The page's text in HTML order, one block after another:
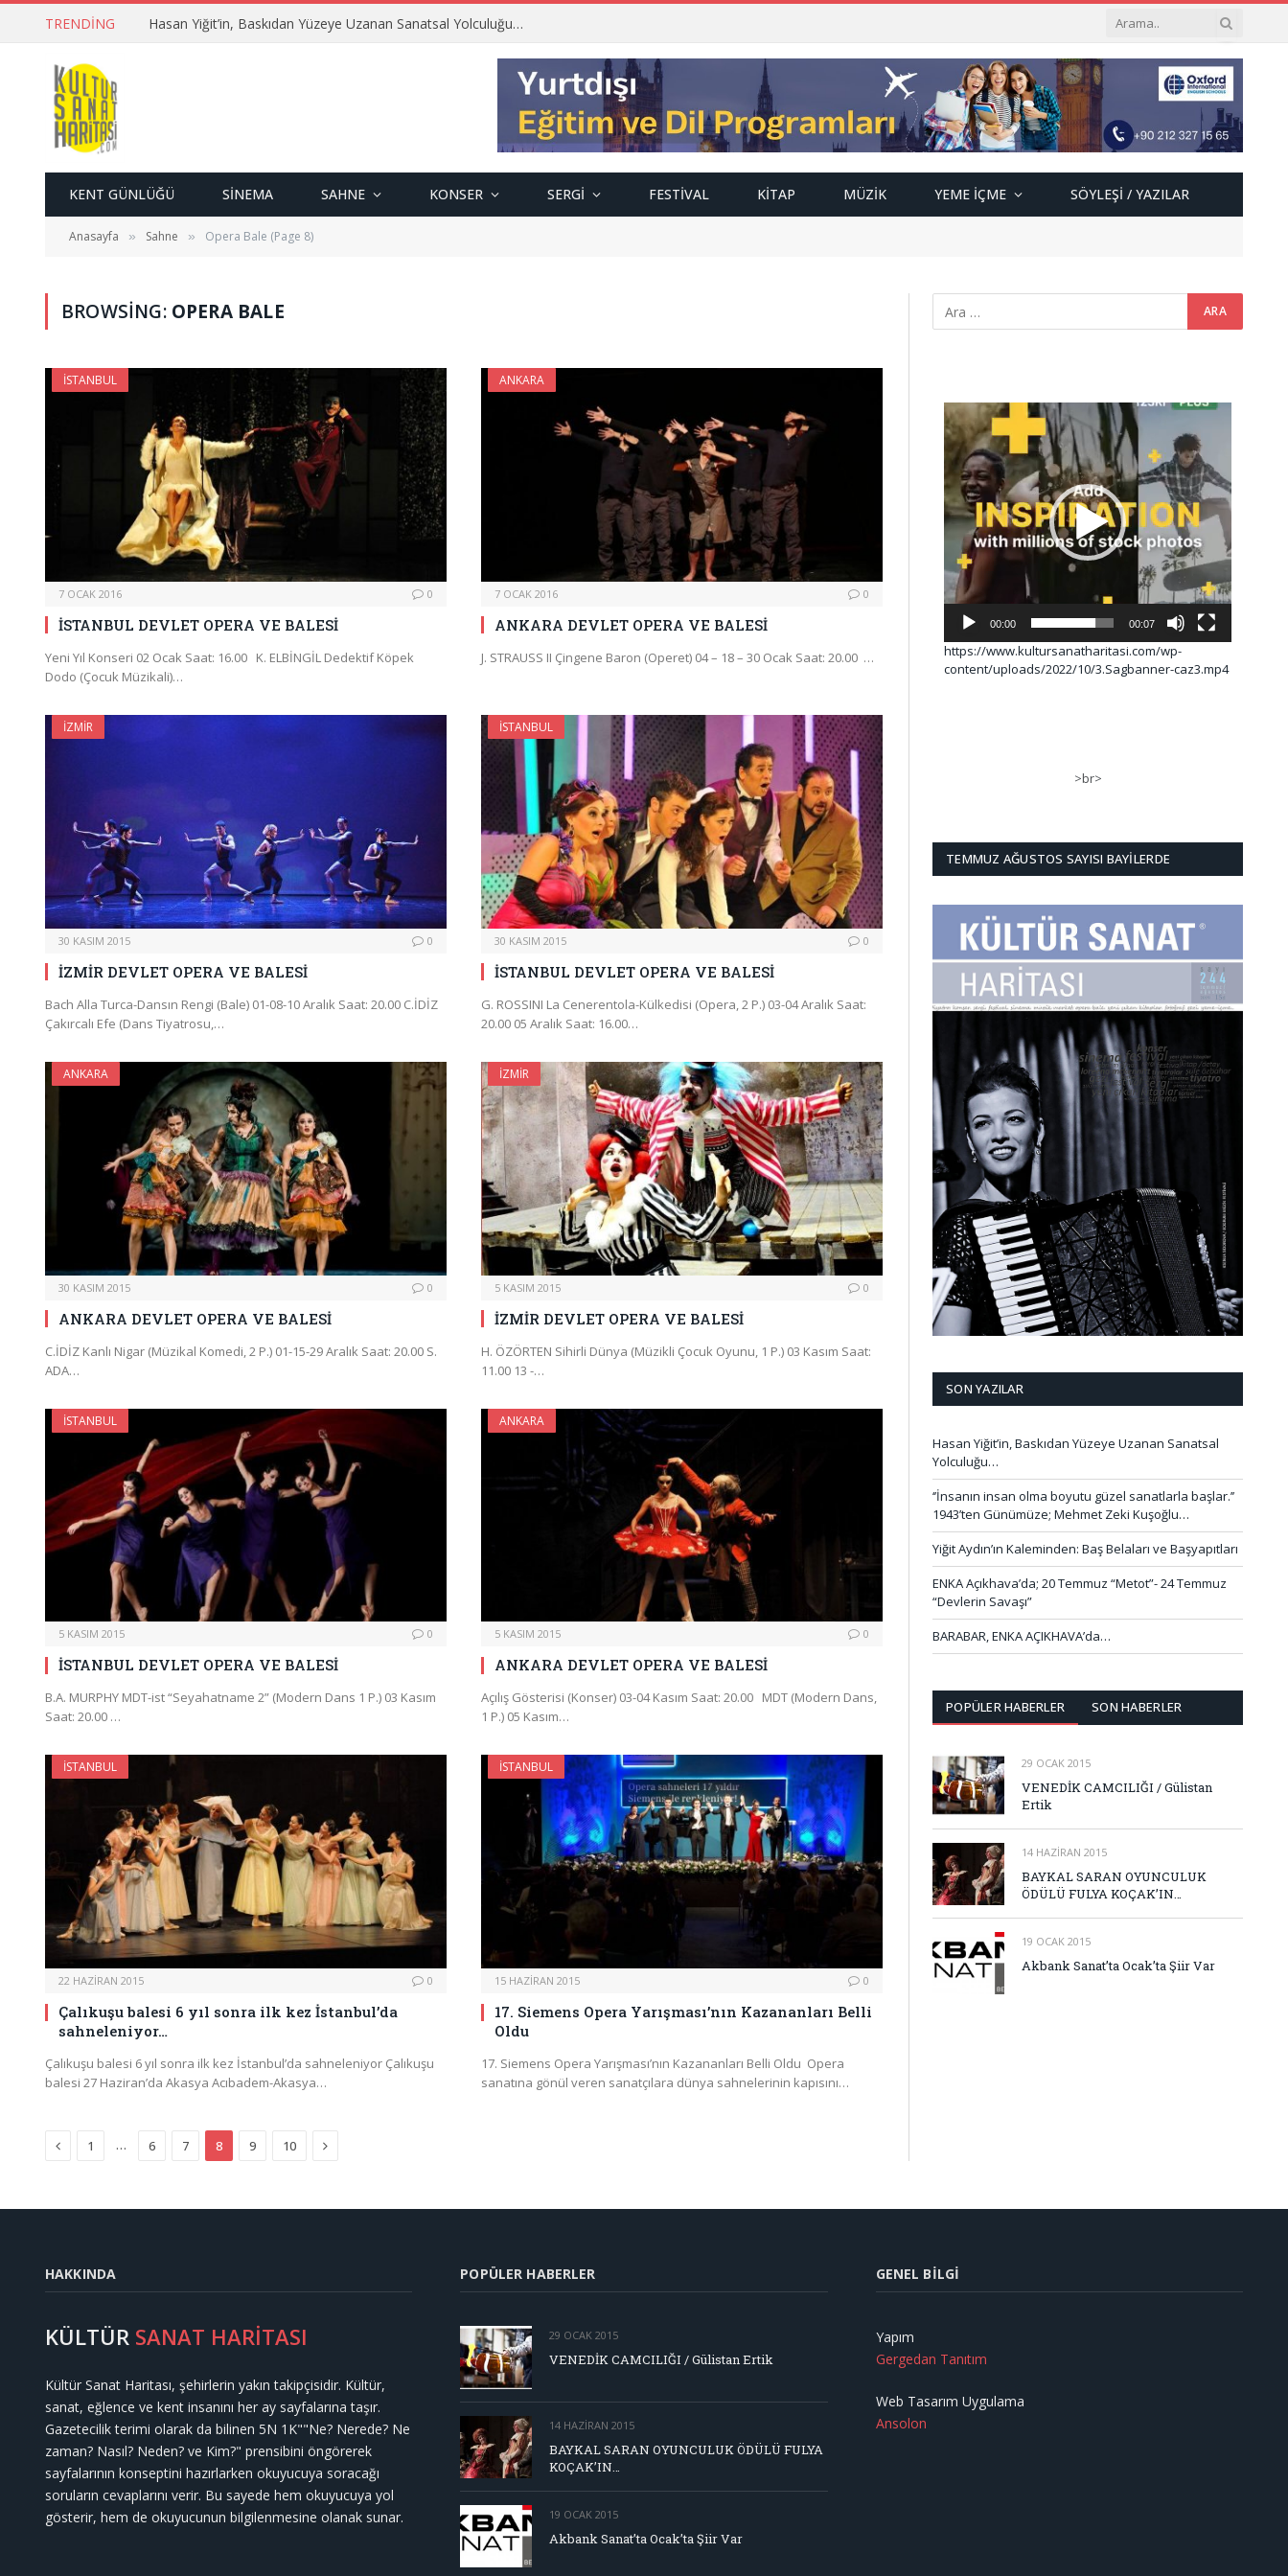
TRENDING Hasan Yiğit’in, Baskıdan Yüzeye Uzanan Sanatsal Yolculuğu…
KENT GÜNLÜĞÜ SINEMA SAHNE KONSER SERGI FESTIVAL KITAP MÜZIK YEME İÇME SÖYLEŞI / YAZILAR
Anasayfa » Sahne » Opera Bale (Page 8)
BROWSING: OPERA BALE
İSTANBUL
7 OCAK 2016 0
İSTANBUL DEVLET OPERA VE BALESİ
Yeni Yıl Konseri 02 Ocak Saat: 16.00 K. ELBİNGİL Dedektif Köpek
Dodo (Çocuk Müzikali)…
ANKARA
7 OCAK 2016 0
ANKARA DEVLET OPERA VE BALESİ
J. STRAUSS II Çingene Baron (Operet) 04 – 18 – 30 Ocak Saat: 20.00 …
İZMIR
30 KASIM 2015 0
İZMİR DEVLET OPERA VE BALESİ
Bach Alla Turca-Dansın Rengi (Bale) 01-08-10 Aralık Saat: 20.00 C.İDİZ
Çakırcalı Efe (Dans Tiyatrosu,…
İSTANBUL
30 KASIM 2015 0
İSTANBUL DEVLET OPERA VE BALESİ
G. ROSSINI La Cenerentola-Külkedisi (Opera, 2 P.) 03-04 Aralık Saat:
20.00 05 Aralık Saat: 16.00…
ANKARA
30 KASIM 2015 0
ANKARA DEVLET OPERA VE BALESİ
C.İDİZ Kanlı Nigar (Müzikal Komedi, 2 P.) 01-15-29 Aralık Saat: 20.00 S.
ADA…
İZMIR
5 KASIM 2015 0
İZMİR DEVLET OPERA VE BALESİ
H. ÖZÖRTEN Sihirli Dünya (Müzikli Çocuk Oyunu, 1 P.) 03 Kasım Saat:
11.00 13 -…
İSTANBUL
5 KASIM 2015 0
İSTANBUL DEVLET OPERA VE BALESİ
B.A. MURPHY MDT-ist “Seyahatname 2” (Modern Dans 1 P.) 03 Kasım
Saat: 20.00 …
ANKARA
5 KASIM 2015 0
ANKARA DEVLET OPERA VE BALESİ
Açılış Gösterisi (Konser) 03-04 Kasım Saat: 20.00 MDT (Modern Dans,
1 P.) 05 Kasım…
İSTANBUL
22 HAZIRAN 2015 0
Çalıkuşu balesi 6 yıl sonra ilk kez İstanbul’da
sahneleniyor…
Çalıkuşu balesi 6 yıl sonra ilk kez İstanbul’da sahneleniyor Çalıkuşu
balesi 27 Haziran’da Akasya Acıbadem-Akasya…
İSTANBUL
15 HAZIRAN 2015 0
17. Siemens Opera Yarışması’nın Kazananları Belli
Oldu
17. Siemens Opera Yarışması’nın Kazananları Belli Oldu Opera
sanatına gönül veren sanatçılara dünya sahnelerinin kapısını…
Previous
1 … 6 7 8 9 10 Next
Video
oynatıcı
00:00 00:07
https://www.kultursanatharitasi.com/wp-
content/uploads/2022/10/3.Sagbanner-caz3.mp4
>br>
TEMMUZ AĞUSTOS SAYISI BAYILERDE
SON YAZILAR
Hasan Yiğit’in, Baskıdan Yüzeye Uzanan Sanatsal
Yolculuğu…
‘’İnsanın insan olma boyutu güzel sanatlarla başlar.’’
1943’ten Günümüze; Mehmet Zeki Kuşoğlu…
Yiğit Aydın’ın Kaleminden: Baş Belaları ve Başyapıtları
ENKA Açıkhava’da; 20 Temmuz “Metot”- 24 Temmuz
“Devlerin Savaşı”
BARABAR, ENKA AÇIKHAVA’da…
POPÜLER HABERLER SON HABERLER
29 OCAK 2015
VENEDİK CAMCILIĞI / Gülistan
Ertik
14 HAZIRAN 2015
BAYKAL SARAN OYUNCULUK
ÖDÜLÜ FULYA KOÇAK’IN…
19 OCAK 2015
Akbank Sanat’ta Ocak’ta Şiir Var
HAKKINDA
KÜLTÜR SANAT HARİTASI
Kültür Sanat Haritası, şehirlerin yakın takipçisidir. Kültür,
sanat, eğlence ve kent insanını her ay sayfalarına taşır.
Gazetecilik terimi olarak da bilinen 5N 1K""Ne? Nerede? Ne
zaman? Nasıl? Neden? ve Kim?" prensibini öngörerek
sayfalarının konseptini hazırlarken okuyucuya soracağı
soruların cevaplarını verir. Bu sayede hem okuyucuya yol
gösterir, hem de okuyucunun bilgilenmesine olanak sunar.
POPÜLER HABERLER
29 OCAK 2015
VENEDİK CAMCILIĞI / Gülistan Ertik
14 HAZIRAN 2015
BAYKAL SARAN OYUNCULUK ÖDÜLÜ FULYA
KOÇAK’IN…
19 OCAK 2015
Akbank Sanat’ta Ocak’ta Şiir Var
GENEL BILGI
Yapım
Gergedan Tanıtım
Web Tasarım Uygulama
Ansolon